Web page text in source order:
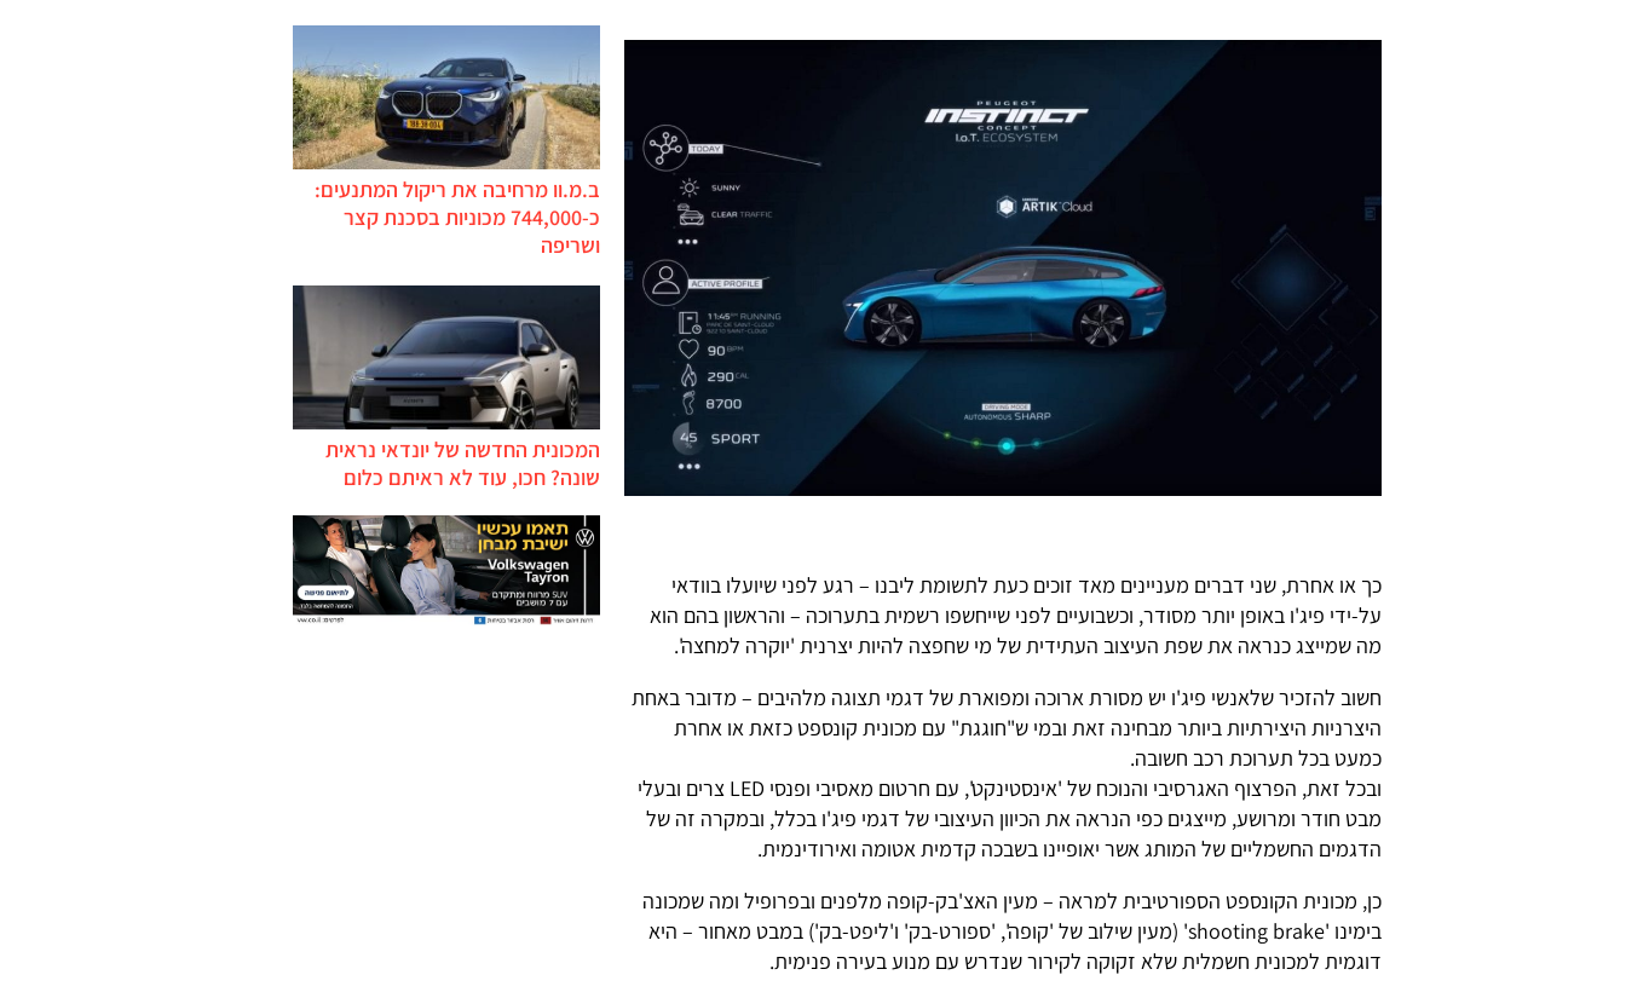
כך או אחרת, שני דברים מעניינים מאד זוכים כעת לתשומת ליבנו – רגע לפני שיועלו בוודאי
על-ידי פיג'ו באופן יותר מסודר, וכשבועיים לפני שייחשפו רשמית בתערוכה – והראשון בהם הוא
מה שמייצג כנראה את שפת העיצוב העתידית של מי שחפצה להיות יצרנית 'יוקרה למחצה'.
חשוב להזכיר שלאנשי פיג'ו יש מסורת ארוכה ומפוארת של דגמי תצוגה מלהיבים – מדובר באחת
היצרניות היצירתיות ביותר מבחינה זאת ובמי ש"חוגגת" עם מכונית קונספט כזאת או אחרת
כמעט בכל תערוכת רכב חשובה.
ובכל זאת, הפרצוף האגרסיבי והנוכח של 'אינסטינקט', עם חרטום מאסיבי ופנסי LED צרים ובעלי
מבט חודר ומרושע, מייצגים כפי הנראה את הכיוון העיצובי של דגמי פיג'ו בכלל, ובמקרה זה של
הדגמים החשמליים של המותג אשר יאופיינו בשבכה קדמית אטומה ואירודינמית.
כן, מכונית הקונספט הספורטיבית למראה – מעין האצ'בק-קופה מלפנים ובפרופיל ומה שמכונה
בימינו 'shooting brake' (מעין שילוב של 'קופה', 'ספורט-בק' ו'ליפט-בק') במבט מאחור – היא
דוגמית למכונית חשמלית שלא זקוקה לקירור שנדרש עם מנוע בעירה פנימית.
ב.מ.וו מרחיבה את ריקול המתנעים:
כ-744,000 מכוניות בסכנת קצר
ושריפה
המכונית החדשה של יונדאי נראית
שונה? חכו, עוד לא ראיתם כלום